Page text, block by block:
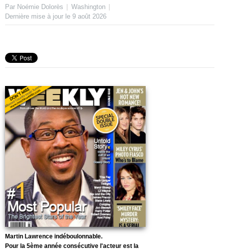
Par Noémie Dolorès
Washington
Dernière mise à jour le 9 août 2026
Martin Lawrence indéboulonnable.
Pour la 5ème année consécutive l'acteur est la